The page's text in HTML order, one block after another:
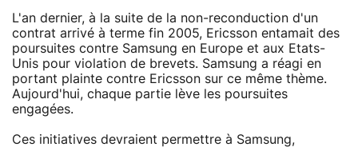
L'an dernier, à la suite de la non-reconduction d'un
contrat arrivé à terme fin 2005, Ericsson entamait des
poursuites contre Samsung en Europe et aux Etats-
Unis pour violation de brevets. Samsung a réagi en
portant plainte contre Ericsson sur ce même thème.
Aujourd'hui, chaque partie lève les poursuites
engagées.
Ces initiatives devraient permettre à Samsung,